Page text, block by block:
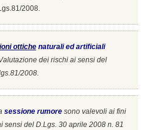
2008.
ottiche naturali ed artificiali
dei rischi ai sensi del
2008.
sessione rumore sono valevoli ai fini
sensi del D.Lgs. 30 aprile 2008 n. 81